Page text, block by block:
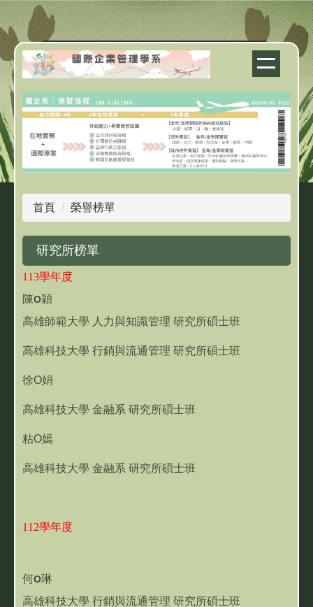
跳
到
主
要
內
容
區
首頁 榮譽榜單
研究所榜單
113學年度
陳O穎
高雄師範大學 人力與知識管理 研究所碩士班
高雄科技大學 行銷與流通管理 研究所碩士班
徐O娟
高雄科技大學 金融系 研究所碩士班
粘O嫣
高雄科技大學 金融系 研究所碩士班
112學年度
何O琳
高雄科技大學 行銷與流通管理 研究所碩士班